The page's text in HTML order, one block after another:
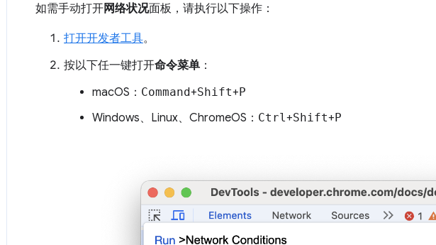
如需手动打开网络状况面板，请执行以下操作：
打开开发者工具。
按以下任一键打开命令菜单 ：
macOS： Command+Shift+P
Windows、Linux、ChromeOS： Ctrl +Shift+P